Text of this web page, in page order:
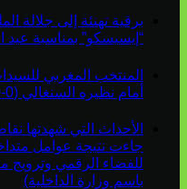
برقية تهنئة إلى جلالة
“إيسيسكو” بمناسبة عيد
المنتخب المغربي
أمام نظيره السنغالي (0-0)
الأحداث التي شهدتها
جاءت نتيجة عوامل
للفضاء الرقمي
باسم وزارة الداخلية)